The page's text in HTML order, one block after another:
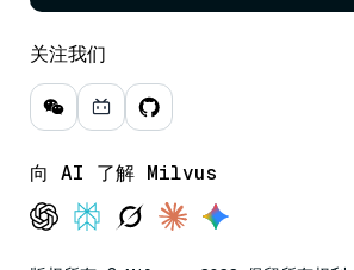
关注我们
向 AI 了解 Milvus